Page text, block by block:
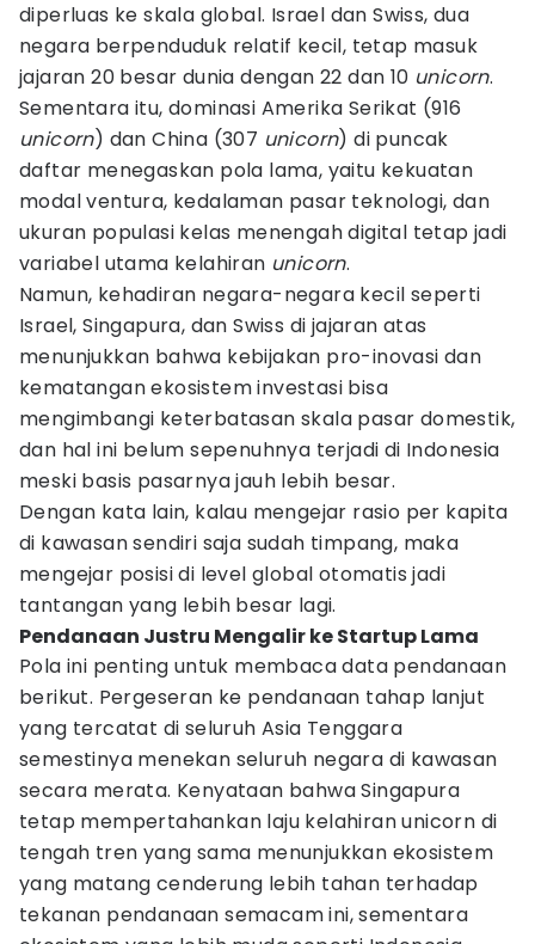
diperluas ke skala global. Israel dan Swiss, dua
negara berpenduduk relatif kecil, tetap masuk
jajaran 20 besar dunia dengan 22 dan 10 unicorn.
Sementara itu, dominasi Amerika Serikat (916
unicorn) dan China (307 unicorn) di puncak
daftar menegaskan pola lama, yaitu kekuatan
modal ventura, kedalaman pasar teknologi, dan
ukuran populasi kelas menengah digital tetap jadi
variabel utama kelahiran unicorn.
Namun, kehadiran negara-negara kecil seperti
Israel, Singapura, dan Swiss di jajaran atas
menunjukkan bahwa kebijakan pro-inovasi dan
kematangan ekosistem investasi bisa
mengimbangi keterbatasan skala pasar domestik,
dan hal ini belum sepenuhnya terjadi di Indonesia
meski basis pasarnya jauh lebih besar.
Dengan kata lain, kalau mengejar rasio per kapita
di kawasan sendiri saja sudah timpang, maka
mengejar posisi di level global otomatis jadi
tantangan yang lebih besar lagi.
Pendanaan Justru Mengalir ke Startup Lama
Pola ini penting untuk membaca data pendanaan
berikut. Pergeseran ke pendanaan tahap lanjut
yang tercatat di seluruh Asia Tenggara
semestinya menekan seluruh negara di kawasan
secara merata. Kenyataan bahwa Singapura
tetap mempertahankan laju kelahiran unicorn di
tengah tren yang sama menunjukkan ekosistem
yang matang cenderung lebih tahan terhadap
tekanan pendanaan semacam ini, sementara